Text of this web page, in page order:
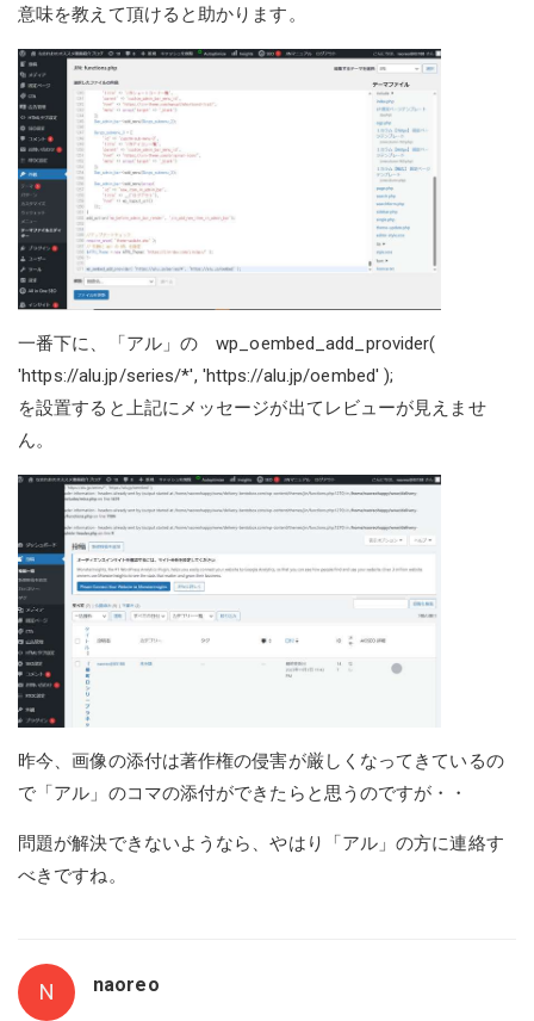
意味を教えて頂けると助かります。
一番下に、「アル」の wp_oembed_add_provider(
'https://alu.jp/series/*', 'https://alu.jp/oembed' );
を設置すると上記にメッセージが出てレビューが見えませ
ん。
昨今、画像の添付は著作権の侵害が厳しくなってきているの
で「アル」のコマの添付ができたらと思うのですが・・
問題が解決できないようなら、やはり「アル」の方に連絡す
べきですね。
N naoreo